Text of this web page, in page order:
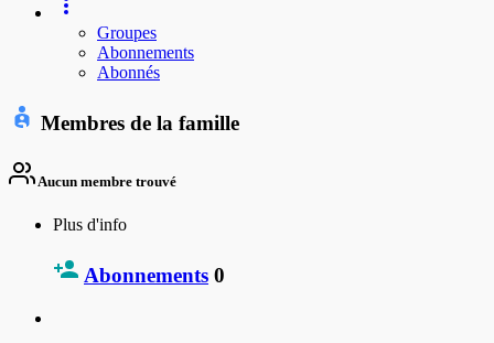
Groupes
Abonnements
Abonnés
Membres de la famille
Aucun membre trouvé
Plus d'info
Abonnements 0